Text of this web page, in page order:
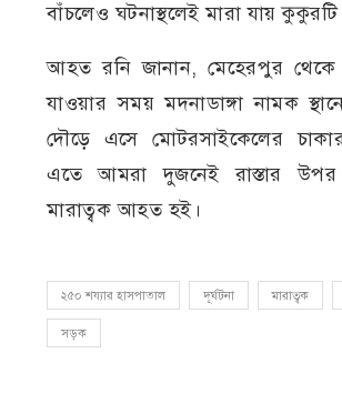
বাঁচলেও ঘটনাস্থলেই মারা যায়
আহত রনি জানান, মেহেরপুর থেকে
যাওয়ার সময় মদনাডাঙ্গা নামক
দৌড়ে এসে মোটরসাইকেলের
এতে আমরা দুজনেই রাস্তার
মারাত্বক আহত হই।
২৫০ শয্যার হাসপাতাল দূর্ঘটনা মারাত্বক
সড়ক